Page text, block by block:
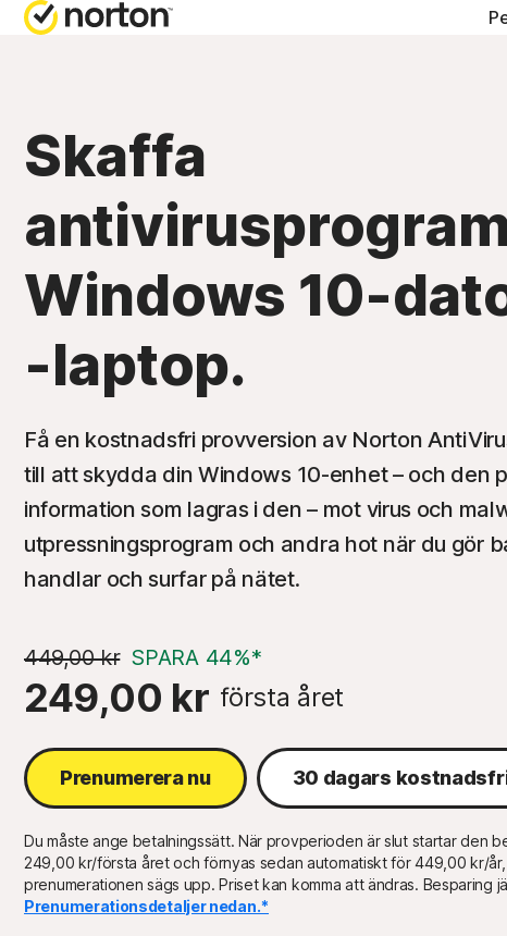
Norton
Skaffa
Windows 10-
-laptop.
Få en kostnadsfri provversion av Norton
till att skydda din Windows 10-enhet – och den
information som lagras i den – mot virus och
utpressningsprogram och andra hot när du gör
handlar och surfar på nätet.
449,00 kr SPARA 44%*
249,00 kr första året
Prenumerera nu 30 dagars
Du måste ange betalningssätt. När provperioden är slut startar den
249,00 kr/första året och förnyas sedan automatiskt för 449,00 kr/
prenumerationen sägs upp. Priset kan komma att ändras. Besparing
Prenumerationsdetaljer nedan.*